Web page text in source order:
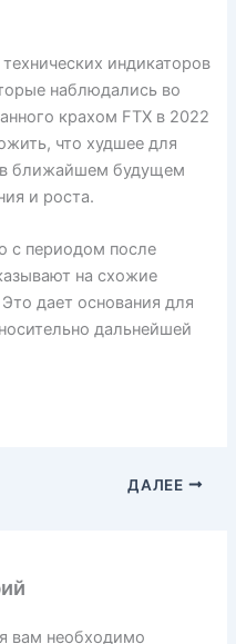
индикаторов
наблюдались во
крахом FTX в 2022
что худшее для
ближайшем будущем
и роста.
с периодом после
на схожие
дает основания для
дальнейшей
ДАЛЕЕ
вам необходимо